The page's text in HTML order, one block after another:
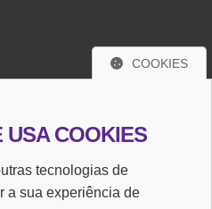
COOKIES
USA COOKIES
tecnologias de
a sua experiência de